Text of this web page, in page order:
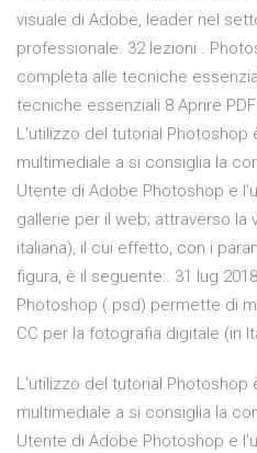
visuale di Adobe, leader nel
professionale. 32 lezioni .
completa alle tecniche
tecniche essenziali 8 Aprire
L'utilizzo del tutorial
multimediale a si consiglia la
Utente di Adobe Photoshop e
gallerie per il web; attraverso la
italiana), il cui effetto, con i
figura, è il seguente:. 31 lug
Photoshop (.psd) permette di
CC per la fotografia digitale (in
L'utilizzo del tutorial
multimediale a si consiglia la
Utente di Adobe Photoshop e